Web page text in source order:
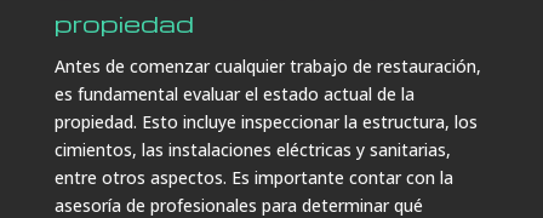
propiedad
Antes de comenzar cualquier trabajo de restauración,
es fundamental evaluar el estado actual de la
propiedad. Esto incluye inspeccionar la estructura, los
cimientos, las instalaciones eléctricas y sanitarias,
entre otros aspectos. Es importante contar con la
asesoría de profesionales para determinar qué